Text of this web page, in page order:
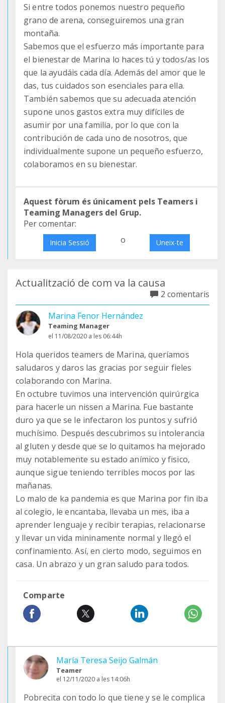
Si entre todos ponemos nuestro pequeño
grano de arena, conseguiremos una gran
montaña.
Sabemos que el esfuerzo más importante para
el bienestar de Marina lo haces tú y todos/as los
que la ayudáis cada día. Además del amor que le
das, tus cuidados son esenciales para ella.
También sabemos que su adecuada atención
supone unos gastos extra muy difíciles de
asumir por una familia, por lo que con la
contribución de cada uno de nosotros, que
individualmente supone un pequeño esfuerzo,
colaboramos en su bienestar.
Aquest fòrum és únicament pels Teamers i
Teaming Managers del Grup.
Per comentar:
Inicia Sessió o Uneix-te
Actualització de com va la causa
2 comentaris
Marina Fenor Hernández
Teaming Manager
el 11/08/2020 a les 06:44h
Hola queridos teamers de Marina, queríamos
saludaros y daros las gracias por seguir fieles
colaborando con Marina.
En octubre tuvimos una intervención quirúrgica
para hacerle un nissen a Marina. Fue bastante
duro ya que se le infectaron los puntos y sufrió
muchísimo. Después descubrimos su intolerancia
al gluten y desde que se lo quitamos ha mejorado
muy notablemente su estado anímico y fisico,
aunque sigue teniendo terribles mocos por las
mañanas.
Lo malo de ka pandemia es que Marina por fin iba
al colegio, le encantaba, llevaba un mes, iba a
aprender lenguaje y recibir terapias, relacionarse
y llevar un vida mininamente normal y llegó el
confinamiento. Así, en cierto modo, seguimos en
casa. Un abrazo y un gran saludo para todos.
Comparte
María Teresa Seijo Galmán
Teamer
el 12/11/2020 a les 14:06h
Pobrecita con todo lo que tiene y se le complica